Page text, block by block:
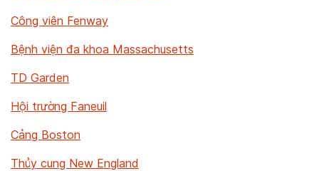
Công viên Fenway
Bệnh viện đa khoa Massachusetts
TD Garden
Hội trường Faneuil
Cảng Boston
Thủy cung New England